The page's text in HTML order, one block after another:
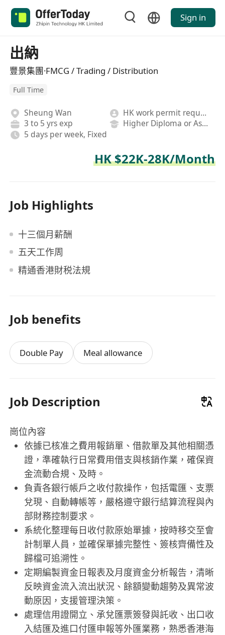
Sign in
出納
豐景集團·FMCG / Trading / Distribution
Full Time
Sheung Wan
HK work permit required
3 to 5 yrs exp
Higher Diploma or Associate Degree
5 days per week, Fixed
HK $22K-28K/Month
Job Highlights
十三個月薪酬
五天工作周
精通香港財税法規
Job benefits
Double Pay Meal allowance
Job Description
崗位內容
依據已核准之費用報銷單、借款單及其他相關憑
證，準確執行日常費用借支與核銷作業，確保資
金流動合規、及時。
負責各銀行帳戶之收付款操作，包括電匯、支票
兌現、自動轉帳等，嚴格遵守銀行結算流程與內
部財務控制要求。
系統化整理每日收付款原始單據，按時移交至會
計制單人員，並確保單據完整性、簽核齊備性及
歸檔可追溯性。
定期編製資金日報表及月度資金分析報告，清晰
反映資金流入流出狀況、餘額變動趨勢及異常波
動原因，支援管理決策。
處理信用證開立、承兌匯票簽發與託收、出口收
入結匯及進口付匯申報等外匯業務，熟悉香港海